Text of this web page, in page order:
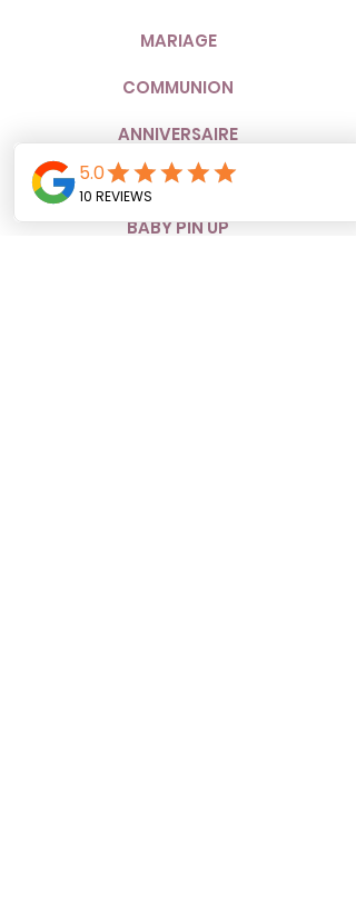
MARIAGE
COMMUNION
ANNIVERSAIRE
BOUDOIR
BABY PIN UP